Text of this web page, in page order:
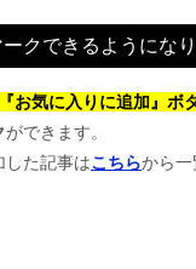
クできるようにな
『お気に入りに追加』ボ
ができます。
した記事はこちらから一